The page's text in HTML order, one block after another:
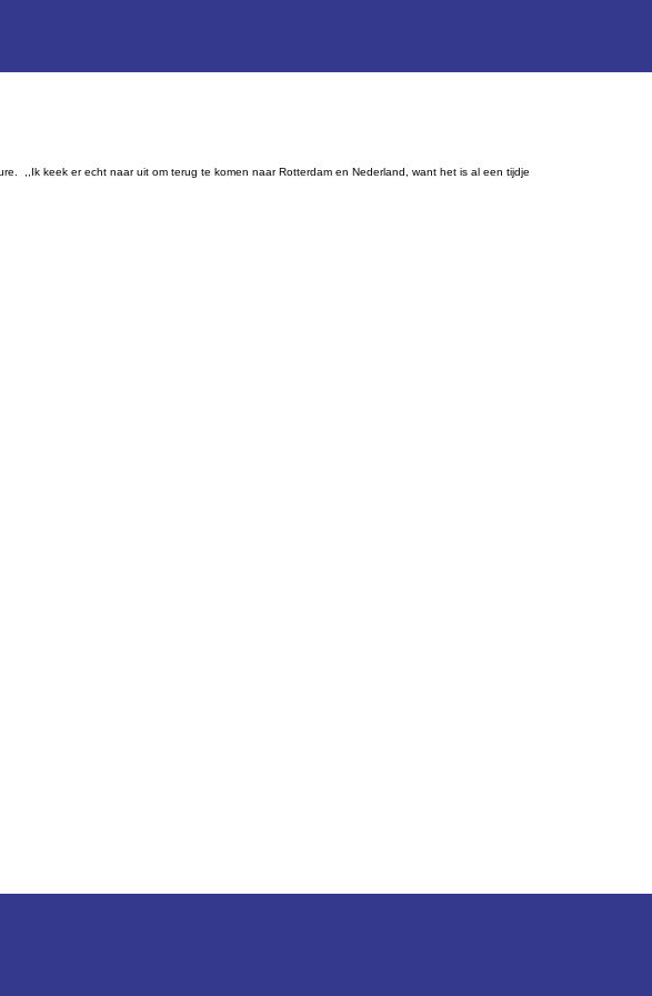
,,Ik keek er echt naar uit om terug te komen naar Rotterdam en Nederland, want het is al een tijdje